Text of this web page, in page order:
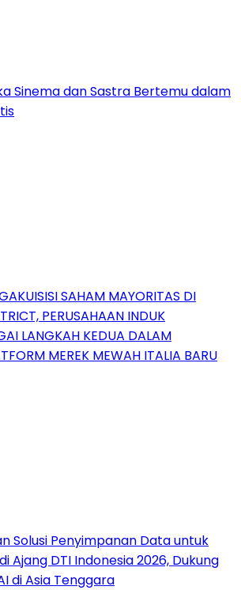
Sinema dan Sastra Bertemu dalam
SAHAM MAYORITAS DI
PERUSAHAAN INDUK
LANGKAH KEDUA DALAM
MEREK MEWAH ITALIA BARU
Solusi Penyimpanan Data untuk
Ajang DTI Indonesia 2026, Dukung
di Asia Tenggara